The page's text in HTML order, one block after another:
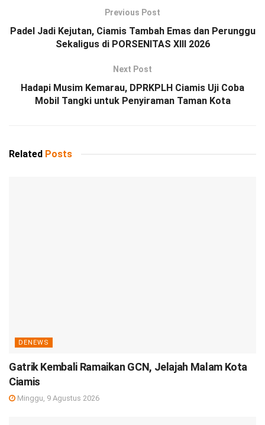
Previous Post
Padel Jadi Kejutan, Ciamis Tambah Emas dan Perunggu
Sekaligus di PORSENITAS XIII 2026
Next Post
Hadapi Musim Kemarau, DPRKPLH Ciamis Uji Coba
Mobil Tangki untuk Penyiraman Taman Kota
Related Posts
DENEWS
Gatrik Kembali Ramaikan GCN, Jelajah Malam Kota
Ciamis
Minggu, 9 Agustus 2026